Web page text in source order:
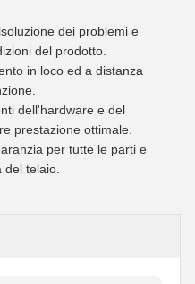
dei problemi e
del prodotto.
in loco ed a distanza
dell'hardware e del
prestazione ottimale.
per tutte le parti e
telaio.